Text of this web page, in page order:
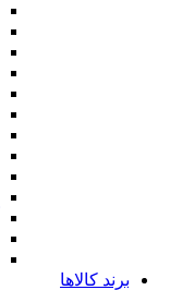
برند کالاها